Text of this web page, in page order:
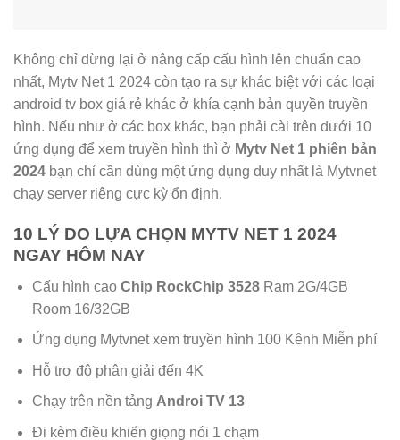
Không chỉ dừng lại ở nâng cấp cấu hình lên chuẩn cao
nhất, Mytv Net 1 2024 còn tạo ra sự khác biệt với các loại
android tv box giá rẻ khác ở khía cạnh bản quyền truyền
hình. Nếu như ở các box khác, bạn phải cài trên dưới 10
ứng dụng để xem truyền hình thì ở Mytv Net 1 phiên bản
2024 bạn chỉ cần dùng một ứng dụng duy nhất là Mytvnet
chạy server riêng cực kỳ ổn định.
10 LÝ DO LỰA CHỌN MYTV NET 1 2024
NGAY HÔM NAY
Cấu hình cao Chip RockChip 3528Ram 2G/4GB
Room 16/32GB
Ứng dụng Mytvnet xem truyền hình 100 Kênh Miễn phí
Hỗ trợ độ phân giải đến 4K
Chạy trên nền tảng Androi TV 13
Đi kèm điều khiển giọng nói 1 chạm